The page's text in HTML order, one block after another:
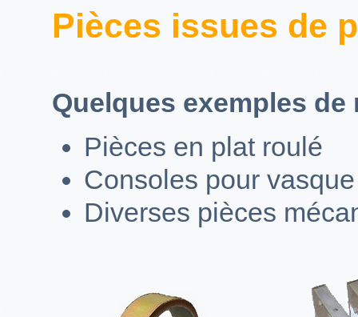
Pièces issues de
Quelques exemples
Pièces en plat roulé
Consoles pour vasque
Diverses pièces